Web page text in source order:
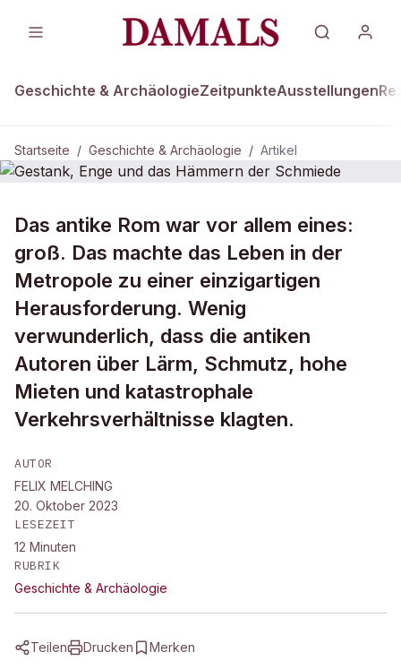
Geschichte & ArchäologieZeitpunkteAusstellungen
Startseite / Geschichte & Archäologie / Artikel
DAMALS Plus GESCHICHTE & ARCHÄOLOGIE
Gestank, Enge und das Hämmern
der Schmiede
Das antike Rom war vor allem eines:
groß. Das machte das Leben in der
Metropole zu einer einzigartigen
Herausforderung. Wenig
verwunderlich, dass die antiken
Autoren über Lärm, Schmutz, hohe
Mieten und katastrophale
Verkehrsverhältnisse klagten.
AUTOR
FELIX MELCHING
20. Oktober 2023
LESEZEIT
12 Minuten
RUBRIK
Geschichte & Archäologie
Teilen Drucken Merken